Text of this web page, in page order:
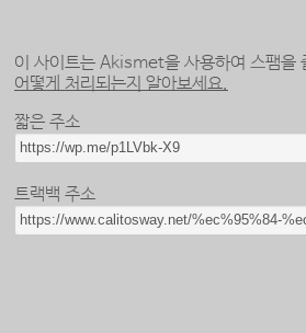
이 사이트는 Akismet을 사용하여 스팸을
어떻게 처리되는지 알아보세요.
짧은 주소
트랙백 주소